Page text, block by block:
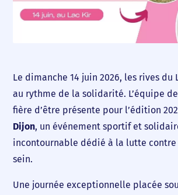
Accueil
Nous choisir
Le dimanche 14 juin 2026, les rives du
au rythme de la solidarité. L’équipe
fière d’être présente pour l’édition
Dijon, un événement sportif et
incontournable dédié à la lutte contre
sein.
Une journée exceptionnelle placée